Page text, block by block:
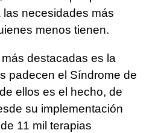
las necesidades más
menos tienen.
destacadas es la
padecen el Síndrome de
ellos es el hecho, de
su implementación
11 mil terapias